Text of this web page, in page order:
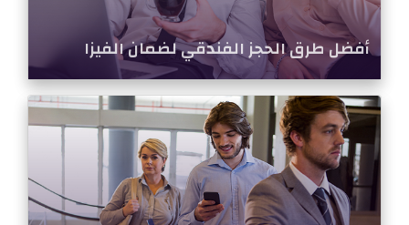
أفضل طرق الحجز الفندقي لضمان الفيزا